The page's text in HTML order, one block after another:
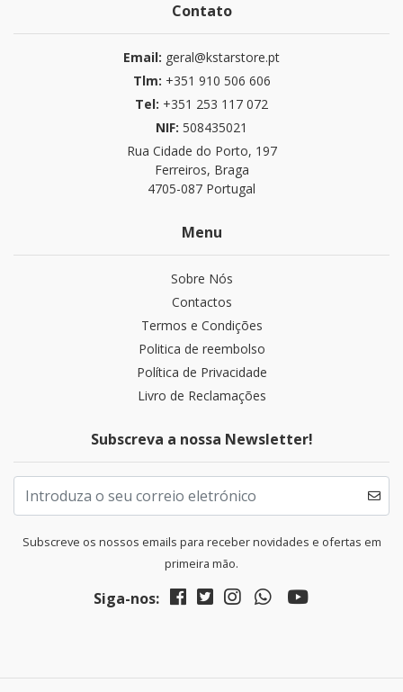
Contato
Email: geral@kstarstore.pt
Tlm: +351 910 506 606
Tel: +351 253 117 072
NIF: 508435021
Rua Cidade do Porto, 197
Ferreiros, Braga
4705-087 Portugal
Menu
Sobre Nós
Contactos
Termos e Condições
Politica de reembolso
Política de Privacidade
Livro de Reclamações
Subscreva a nossa Newsletter!
Subscreve os nossos emails para receber novidades e ofertas em
primeira mão.
Siga-nos: